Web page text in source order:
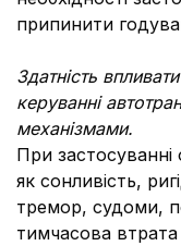
припинити
Здатність
керуванні
механізмами.
При застосуванні
як сонливість,
тремор, судоми,
тимчасова